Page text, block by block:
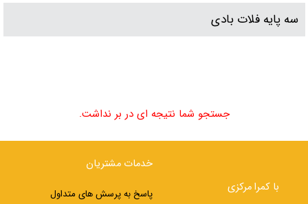
سه پایه فلات بادی
جستجو شما نتیجه ای در بر نداشت.
با کمرا مرکزی
خدمات مشتریان
پاسخ به پرسش های متداول